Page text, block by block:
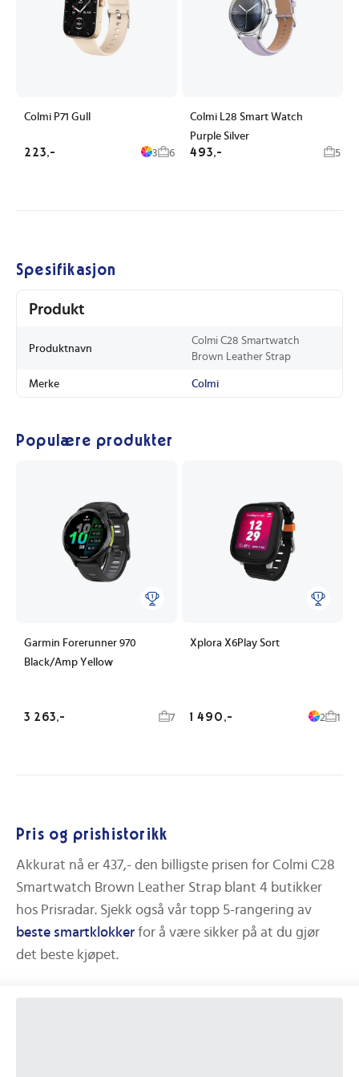
Colmi P71 Gull
223,- 3 6
Colmi L28 Smart Watch
Purple Silver
493,- 5
Spesifikasjon
Produkt
Produktnavn
Colmi C28 Smartwatch
Brown Leather Strap
Merke Colmi
Populære produkter
Garmin Forerunner 970
Black/Amp Yellow
3 263,- 7
Xplora X6Play Sort
1 490,- 2 1
Pris og prishistorikk
Akkurat nå er 437,- den billigste prisen for Colmi C28
Smartwatch Brown Leather Strap blant 4 butikker
hos Prisradar. Sjekk også vår topp 5-rangering av
beste smartklokker for å være sikker på at du gjør
det beste kjøpet.